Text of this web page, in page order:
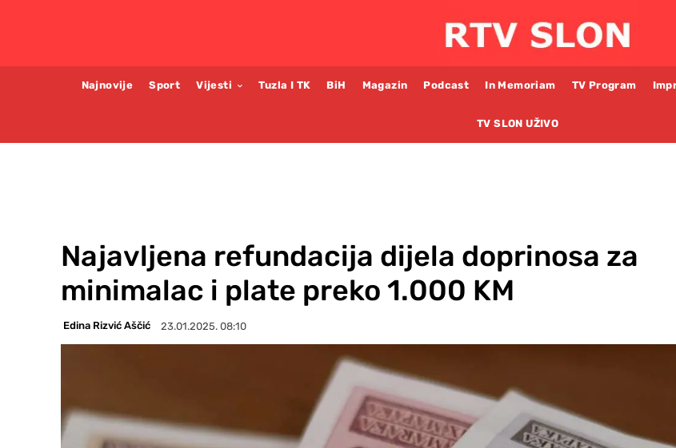
Najnovije Sport Vijesti Tuzla I TK BiH Magazin Podcast In Memoriam TV Program
TV SLON UŽIVO
Najavljena refundacija dijela doprinosa za
minimalac i plate preko 1.000 KM
Edina Rizvić Aščić 23.01.2025. 08:10